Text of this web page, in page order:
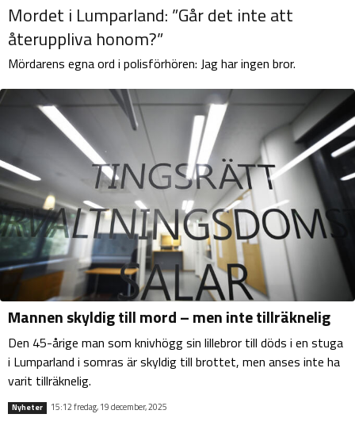
Mordet i Lumparland: ”Går det inte att
återuppliva honom?”
Mördarens egna ord i polisförhören: Jag har ingen bror.
Mannen skyldig till mord – men inte tillräknelig
Den 45-årige man som knivhögg sin lillebror till döds i en stuga
i Lumparland i somras är skyldig till brottet, men anses inte ha
varit tillräknelig.
Nyheter 15:12 fredag, 19 december, 2025